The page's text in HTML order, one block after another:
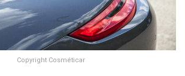
Copyright Cosméticar